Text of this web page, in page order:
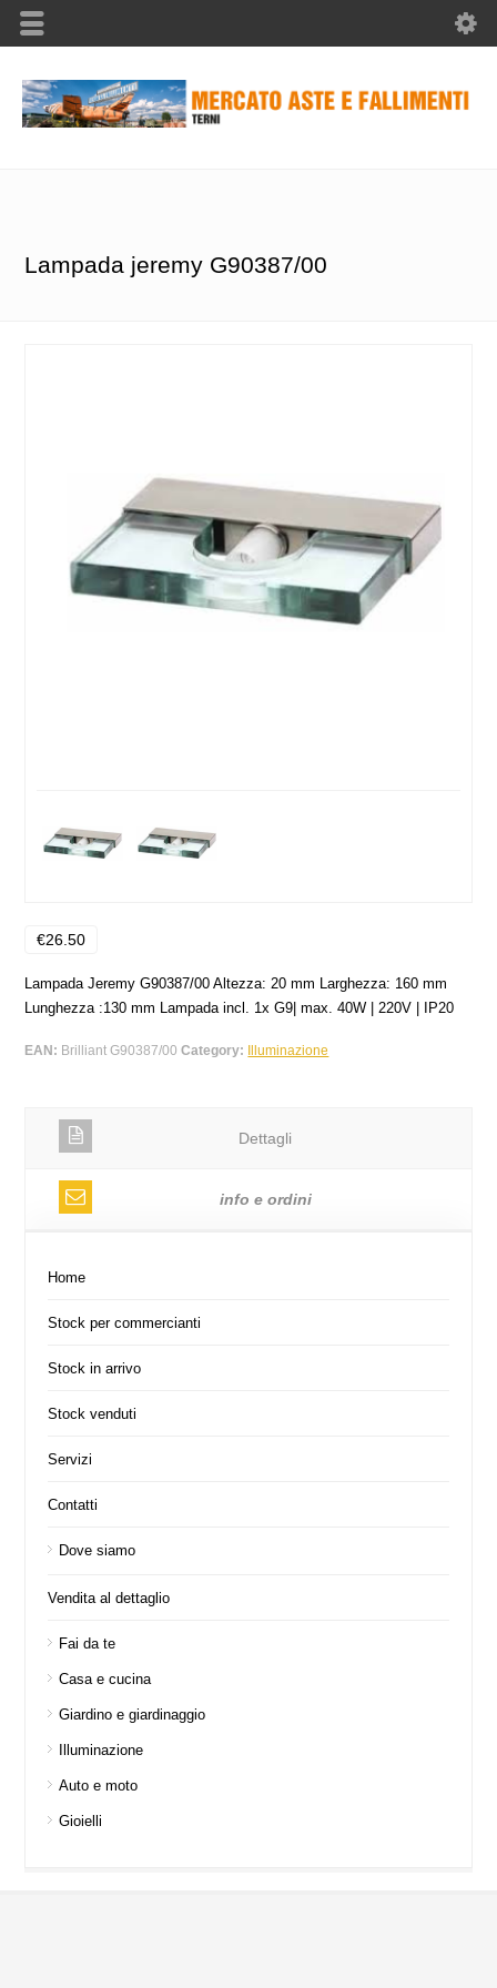
Lampada jeremy G90387/00
€26.50
Lampada Jeremy G90387/00 Altezza: 20 mm Larghezza: 160 mm
Lunghezza :130 mm Lampada incl. 1x G9| max. 40W | 220V | IP20
EAN: Brilliant G90387/00Category: Illuminazione
Dettagli
info e ordini
Home
Stock per commercianti
Stock in arrivo
Stock venduti
Servizi
Contatti
Dove siamo
Vendita al dettaglio
Fai da te
Casa e cucina
Giardino e giardinaggio
Illuminazione
Auto e moto
Gioielli